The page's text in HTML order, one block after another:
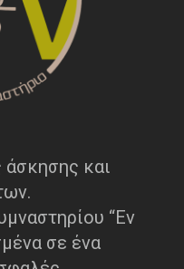
άσκησης και
“Εν
σε ένα